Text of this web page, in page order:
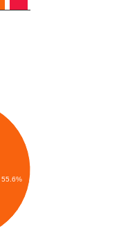
55.6%